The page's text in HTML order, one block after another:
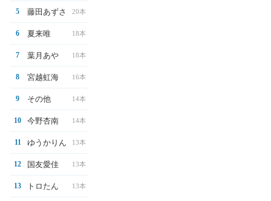
5 藤田あずさ 20本
6 夏来唯 18本
7 葉月あや 18本
8 宮越虹海 16本
9 その他 14本
10 今野杏南 14本
11 ゆうかりん 13本
12 国友愛佳 13本
13 トロたん 13本